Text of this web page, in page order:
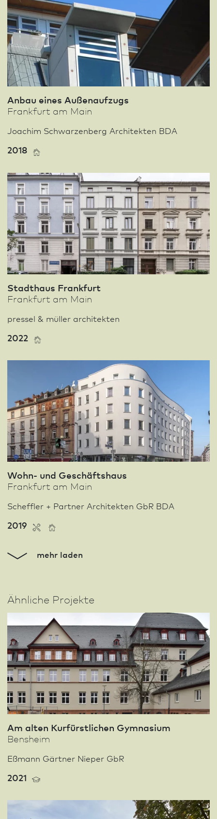
Anbau eines Außenaufzugs
Frank­furt am Main
Joachim Schwarzenberg Architekten BDA
2018
Stadthaus Frank­furt
Frank­furt am Main
pressel & müller architekten
2022
Wohn- und Geschäftshaus
Frank­furt am Main
Scheffler + Partner Architekten GbR BDA
2019
mehr laden
Ähnliche Projekte
Am alten Kurfürstlichen Gymnasium
Bensheim
Eßmann Gärtner Nieper GbR
2021